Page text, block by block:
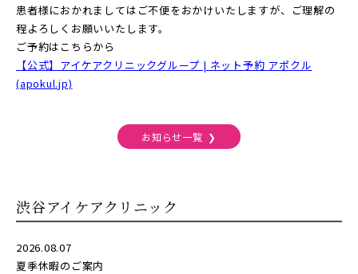
患者様におかれましてはご不便をおかけいたしますが、ご理解の
程よろしくお願いいたします。
ご予約はこちらから
【公式】アイケアクリニックグループ | ネット予約 アポクル
(apokul.jp)
お知らせ一覧
渋谷アイケアクリニック
2026.08.07
夏季休暇のご案内